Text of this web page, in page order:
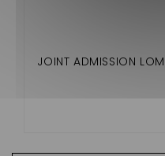
JOINT ADMISSION